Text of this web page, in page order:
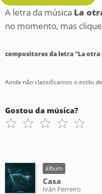
A letra da música La
no momento, mas
compositores da letra "La
Ainda não classificamos o estilo
Gostou da música?
álbum
Casa
Iván Ferreiro